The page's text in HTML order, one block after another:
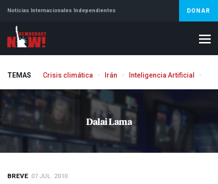
Noticias Internacionales Independientes DONAR
TEMAS Crisis climática Irán Inteligencia Artificial
Dalai Lama
BREVE 07 JUL. 2010